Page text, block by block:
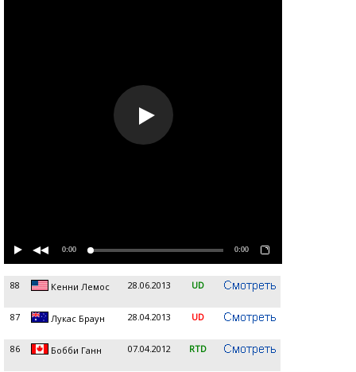
0:00 0:00
88 Кенни Лемос 28.06.2013 UD
87 Лукас Браун 28.04.2013 UD
86 Бобби Ганн 07.04.2012 RTD